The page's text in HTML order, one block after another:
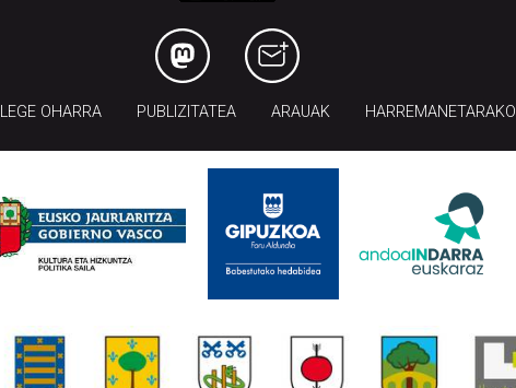
LEGE OHARRA PUBLIZITATEA ARAUAK HARREMANETARAKO